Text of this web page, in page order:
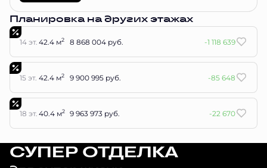
Планировка на других этажах
14 эт. 42.4 м2 8 868 004 руб. -1 118 639
15 эт. 42.4 м2 9 900 995 руб. -85 648
18 эт. 40.4 м2 9 963 973 руб. -22 670
СУПЕР ОТДЕЛКА